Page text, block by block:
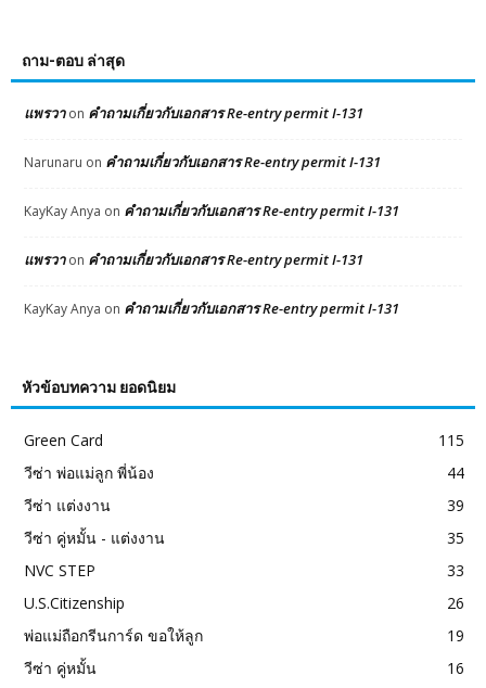
ถาม-ตอบ ล่าสุด
แพรวาon คำถามเกี่ยวกับเอกสาร Re-entry permit I-131
Narunaru on คำถามเกี่ยวกับเอกสาร Re-entry permit I-131
KayKay Anya on คำถามเกี่ยวกับเอกสาร Re-entry permit I-131
แพรวาon คำถามเกี่ยวกับเอกสาร Re-entry permit I-131
KayKay Anya on คำถามเกี่ยวกับเอกสาร Re-entry permit I-131
หัวข้อบทความ ยอดนิยม
Green Card
115
วีซ่า พ่อแม่ลูก พี่น้อง
44
วีซ่า แต่งงาน
39
วีซ่า คู่หมั้น - แต่งงาน
35
NVC STEP
33
U.S.Citizenship
26
พ่อแม่ถือกรีนการ์ด ขอให้ลูก
19
วีซ่า คู่หมั้น
16